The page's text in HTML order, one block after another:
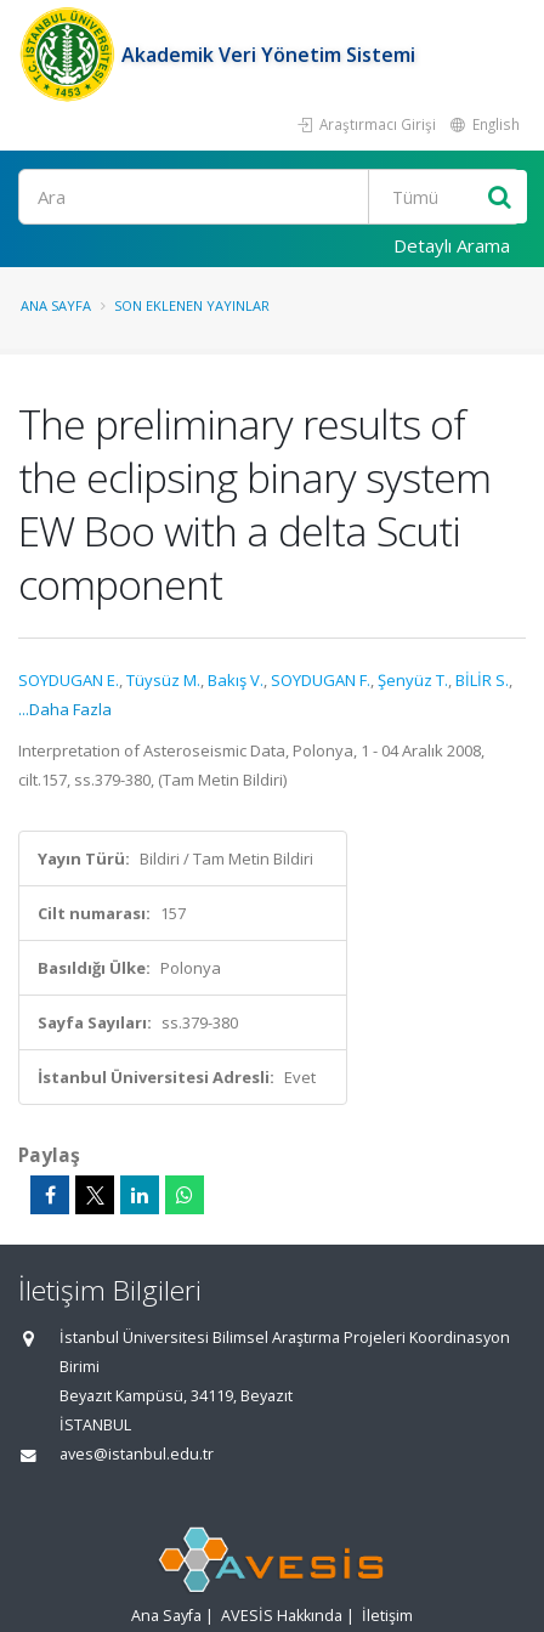
Akademik Veri Yönetim Sistemi
Araştırmacı Girişi English
Ara
Detaylı Arama
ANA SAYFA SON EKLENEN YAYINLAR
The preliminary results of
the eclipsing binary system
EW Boo with a delta Scuti
component
SOYDUGAN E.,Tüysüz M.,Bakış V., SOYDUGAN F.,Şenyüz T.,BİLİR S.,
...Daha Fazla
Interpretation of Asteroseismic Data, Polonya, 1 - 04 Aralık 2008,
cilt.157, ss.379-380, (Tam Metin Bildiri)
Yayın Türü: Bildiri / Tam Metin Bildiri
Cilt numarası: 157
Basıldığı Ülke: Polonya
Sayfa Sayıları: ss.379-380
İstanbul Üniversitesi Adresli: Evet
Paylaş
İletişim Bilgileri
İstanbul Üniversitesi Bilimsel Araştırma Projeleri Koordinasyon
Birimi
Beyazıt Kampüsü, 34119, Beyazıt
İSTANBUL
aves@istanbul.edu.tr
Ana Sayfa | AVESİS Hakkında | İletişim